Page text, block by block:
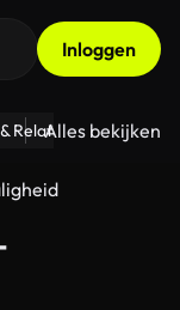
Inloggen
Relaties - Fitness
Alles bekijken